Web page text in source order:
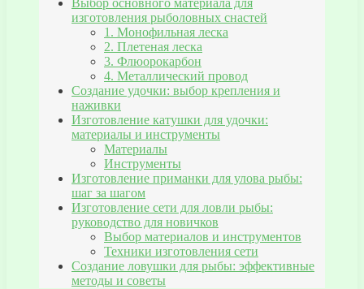
Выбор основного материала для
изготовления рыболовных снастей
1. Монофильная леска
2. Плетеная леска
3. Флюорокарбон
4. Металлический провод
Создание удочки: выбор крепления и
наживки
Изготовление катушки для удочки:
материалы и инструменты
Материалы
Инструменты
Изготовление приманки для улова рыбы:
шаг за шагом
Изготовление сети для ловли рыбы:
руководство для новичков
Выбор материалов и инструментов
Техники изготовления сети
Создание ловушки для рыбы: эффективные
методы и советы